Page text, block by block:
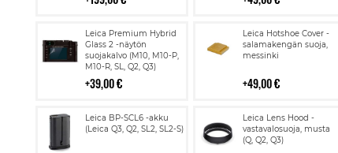
Leica Premium Hybrid
Glass 2 -näytön
suojakalvo (M10, M10-P,
M10-R, SL, Q2, Q3)
39,00 €
Lisää
ostoskoriin
Leica Hotshoe Cover -
salamakengän suoja,
messinki
49,00 €
Lisää
ostoskoriin
Leica BP-SCL6 -akku
(Leica Q3, Q2, SL2, SL2-S)
Lisää
ostoskoriin
Leica Lens Hood -
vastavalosuoja, musta
(Q, Q2, Q3)
Lisää
ostoskoriin